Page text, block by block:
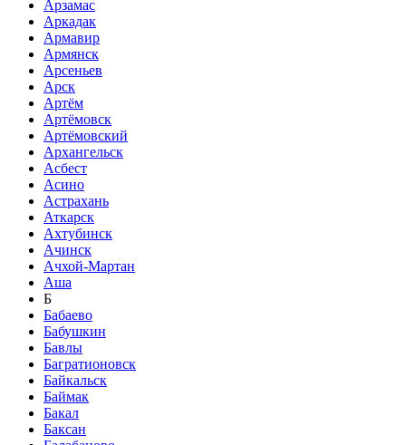
Арзамас
Аркадак
Армавир
Армянск
Арсеньев
Арск
Артём
Артёмовск
Артёмовский
Архангельск
Асбест
Асино
Астрахань
Аткарск
Ахтубинск
Ачинск
Ачхой-Мартан
Аша
Б
Бабаево
Бабушкин
Бавлы
Багратионовск
Байкальск
Баймак
Бакал
Баксан